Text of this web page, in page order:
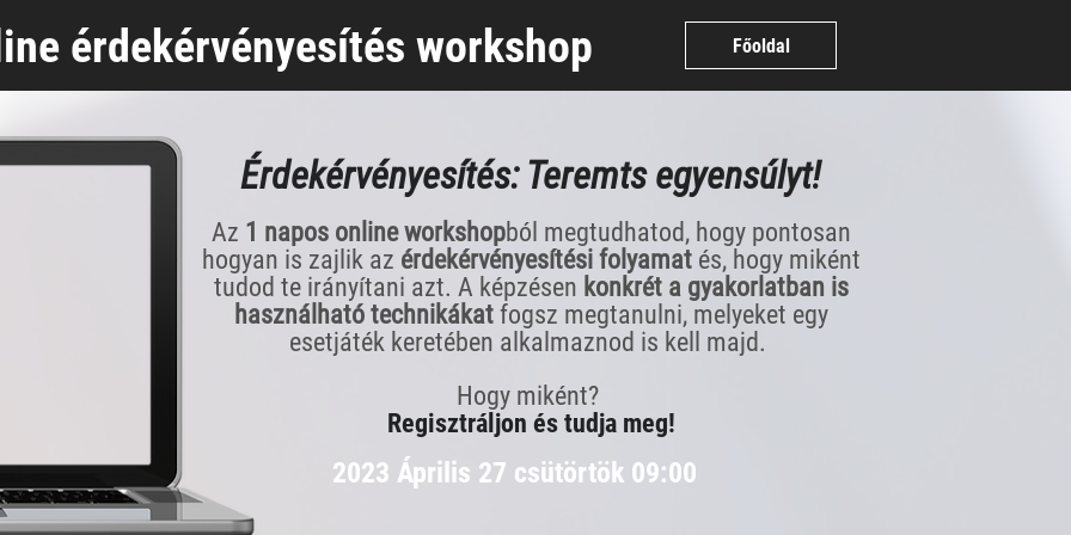
érdekérvényesítés workshop Főoldal
Érdekérvényesítés: Teremts egyensúlyt!
Az 1 napos online workshopból megtudhatod, hogy pontosan
hogyan is zajlik az érdekérvényesítési folyamatés, hogy miként
tudod te irányítani azt. A képzésen konkrét a gyakorlatban is
használható technikákatfogsz megtanulni, melyeket egy
esetjáték keretében alkalmaznod is kell majd.
Hogy miként?
Regisztráljon és tudja meg!
2023 Április 27 csütörtök 09:00